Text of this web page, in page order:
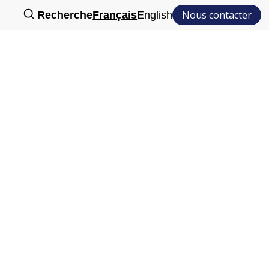
RechercheFrançaisEnglish Nous contacter